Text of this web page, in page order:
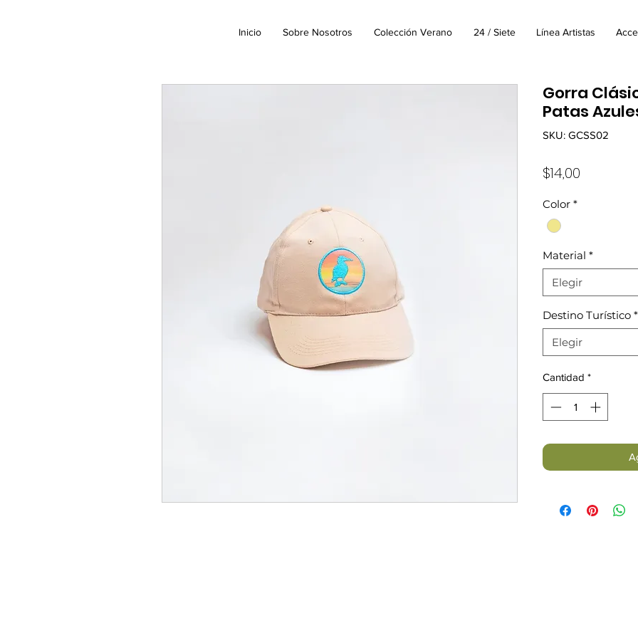
Inicio Sobre Nosotros Colección Verano 24 / Siete Línea Artistas
Gorra
Patas
SKU: GCSS02
$14,00
Color *
Material *
Elegir
Destino Turístico *
Elegir
Cantidad *